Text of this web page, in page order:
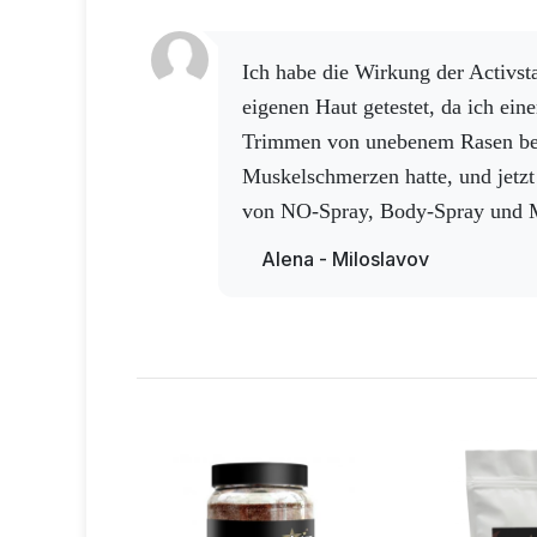
Kopf gebrochen, das erste, was
genommen habe, war das
sofort gestoppt. Deshalb ist
habe sofort Helfer zur Hand, eine
tolle Menschen um mich herum.
Ich habe die Wirkung der Activstar-Sprays an meiner
eigenen Haut getestet, da ich
Trimmen von unebenem Rasen
Muskelschmerzen hatte, und
von NO-Spray, Body-Spray und
nichts mehr weh.
gab Komplikationen mit einer
hatte auch Schwierigkeiten beim
war alles wieder in Ordnung. Er
Lungenentzündung während seines
Alena - Miloslavov